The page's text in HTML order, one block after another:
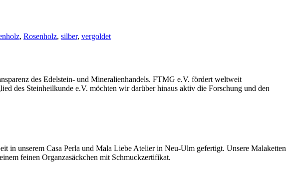
, Rosenholz, silber, vergoldet
des Edelstein- und Mineralienhandels. FTMG e.V. fördert weltweit
des Steinheilkunde e.V. möchten wir darüber hinaus aktiv die Forschung und den
in unserem Casa Perla und Mala Liebe Atelier in Neu-Ulm gefertigt. Unsere Malaketten
feinen Organzasäckchen mit Schmuckzertifikat.